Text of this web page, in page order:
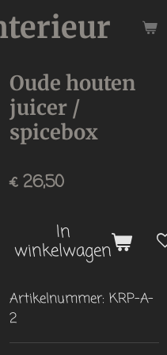
Oude houten
juicer /
spicebox
€ 26,50
In
winkelwagen
Artikelnummer: KRP-A-
2